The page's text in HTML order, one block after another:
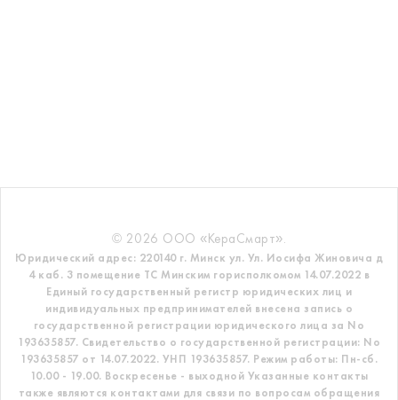
© 2026 ООО «КераСмарт».
Юридический адрес: 220140 г. Минск ул. Ул. Иосифа Жиновича д
4 каб. 3 помещение ТС Минским горисполкомом 14.07.2022 в
Единый государственный регистр юридических лиц и
индивидуальных предпринимателей внесена запись о
государственной регистрации юридического лица за No
193635857. Свидетельство о государственной регистрации: No
193635857 от 14.07.2022. УНП 193635857. Режим работы: Пн-сб.
10.00 - 19.00. Воскресенье - выходной Указанные контакты
также являются контактами для связи по вопросам обращения